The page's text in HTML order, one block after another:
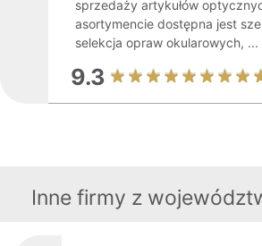
sprzedaży artykułów
asortymencie dostępna jest
selekcja opraw okularowych, ...
9.3
Inne firmy z